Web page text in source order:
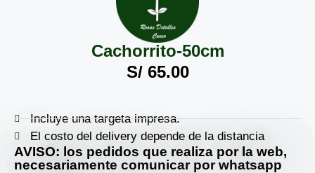
Cachorrito-50cm
S/65.00
Incluye una targeta impresa.
El costo del delivery depende de la distancia
AVISO: los pedidos que realiza por la web,
necesariamente comunicar por whatsapp